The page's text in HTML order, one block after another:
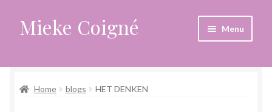
Ga
door
navigatie
Ga
naar
inhoud
Mieke Coigné Menu
Afrekenen
Home blogs HET DENKEN